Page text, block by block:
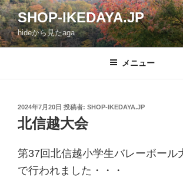
コ
ン
テ
ン
SHOP-IKEDAYA.JP
hideから見たaga
メニュー
投
稿
日:
2024年7月20日 投稿者: SHOP-IKEDAYA.JP
北信越大会
第37回北信越小学生バレーボール
で行われました・・・